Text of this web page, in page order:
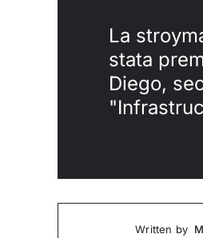
La
stata
Diego,
Written by